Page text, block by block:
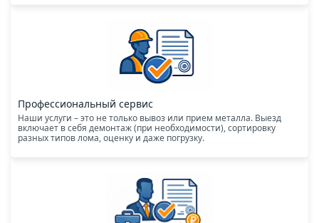
Профессиональный сервис
Наши услуги – это не только вывоз или прием металла. Выезд
включает в себя демонтаж (при необходимости), сортировку
разных типов лома, оценку и даже погрузку.